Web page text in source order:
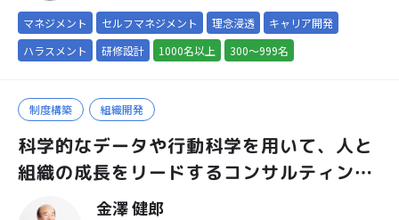
マネジメント セルフマネジメント 理念浸透
キャリア開発
ハラスメント
研修設計 1000名以上 300～999名
制度構築 組織開発
科学的なデータや行動科学を用いて、人と
組織の成長をリードするコンサルティング
会社 金澤 健郎